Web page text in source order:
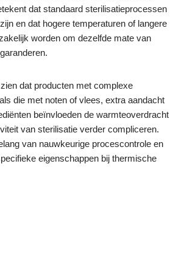
dat standaard sterilisatieprocessen
en dat hogere temperaturen of langere
worden om dezelfde mate van
dat producten met complexe
die met noten of vlees, extra aandacht
beïnvloeden de warmteoverdracht
van sterilisatie verder compliceren.
van nauwkeurige procescontrole en
eigenschappen bij thermische